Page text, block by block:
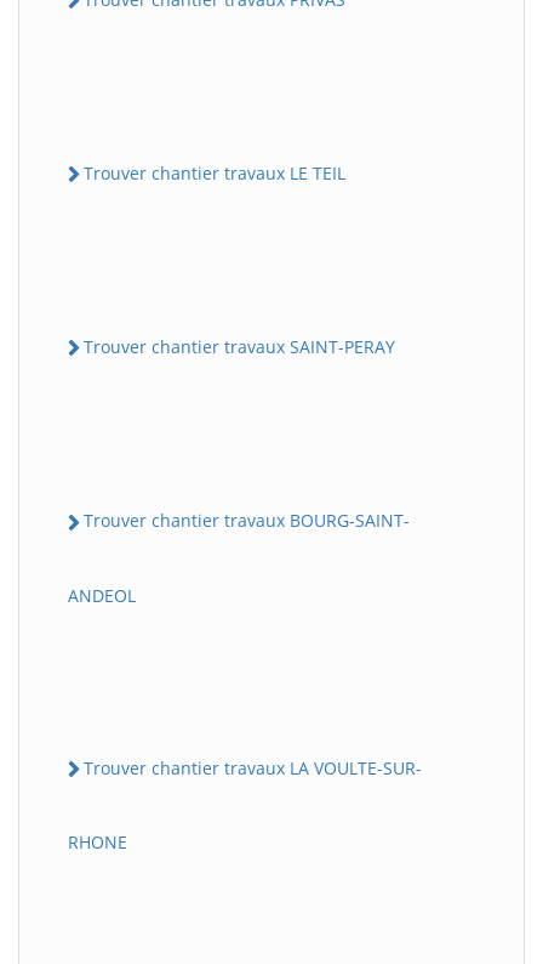
Trouver chantier travaux LE TEIL
Trouver chantier travaux SAINT-PERAY
Trouver chantier travaux BOURG-SAINT-
ANDEOL
Trouver chantier travaux LA VOULTE-SUR-
RHONE